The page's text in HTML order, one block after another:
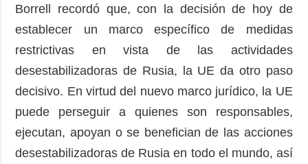
Borrell recordó que, con la decisión de hoy de
establecer un marco específico de medidas
restrictivas en vista de las actividades
desestabilizadoras de Rusia, la UE da otro paso
decisivo. En virtud del nuevo marco jurídico, la UE
puede perseguir a quienes son responsables,
ejecutan, apoyan o se benefician de las acciones
desestabilizadoras de Rusia en todo el mundo, así